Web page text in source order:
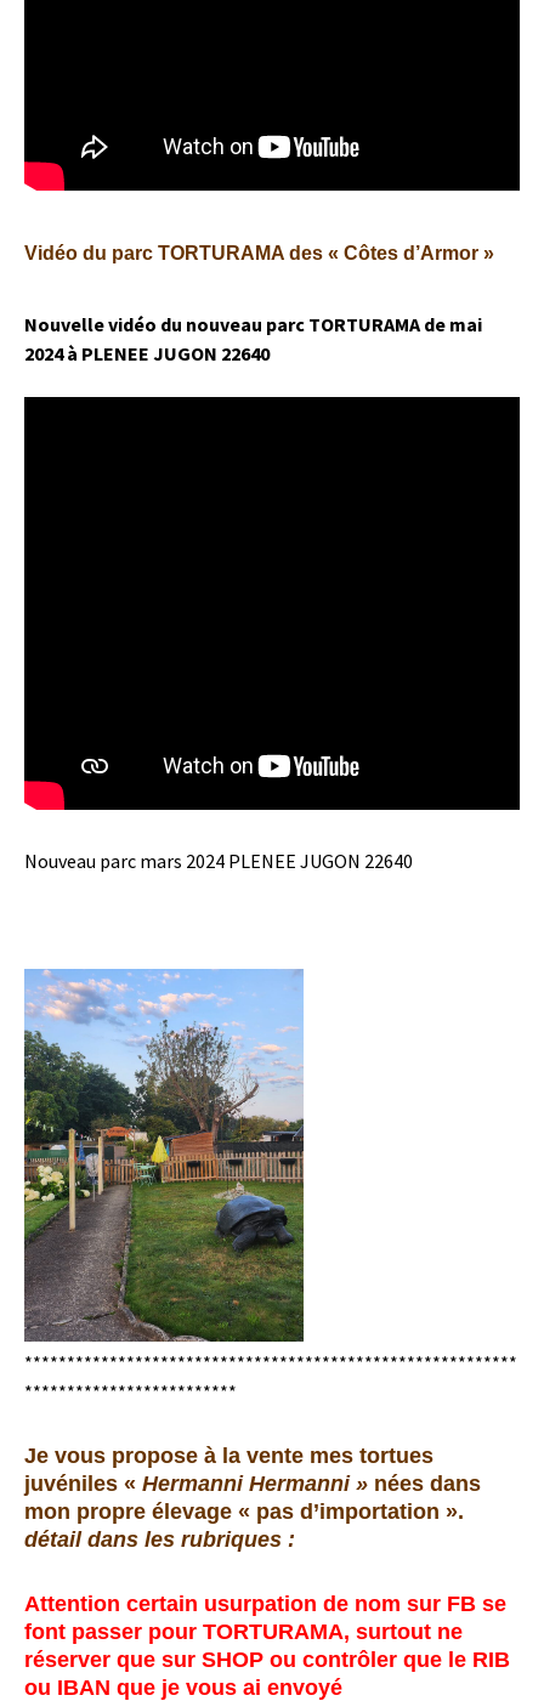
Vidéo du parc TORTURAMA des « Côtes d’Armor »
Nouvelle vidéo du nouveau parc TORTURAMA de mai
2024 à PLENEE JUGON 22640
Nouveau parc mars 2024 PLENEE JUGON 22640
**********************************************************
*************************
Je vous propose à la vente mes tortues
juvéniles « Hermanni Hermanni » nées dans
mon propre élevage « pas d’importation ».
détail dans les rubriques :
Attention certain usurpation de nom sur FB se
font passer pour TORTURAMA, surtout ne
réserver que sur SHOP ou contrôler que le RIB
ou IBAN que je vous ai envoyé